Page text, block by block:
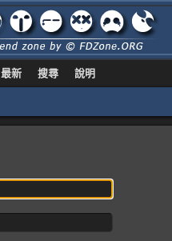
最新 搜尋 說明